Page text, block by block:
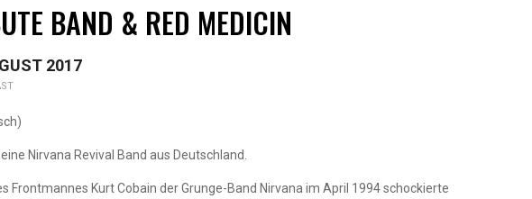
BAND & RED MEDICIN
2017
Nirvana Revival Band aus Deutschland.
Frontmannes Kurt Cobain der Grunge-Band Nirvana im April 1994 schockierte